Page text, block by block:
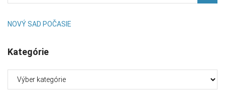
NOVÝ SAD POČASIE
Kategórie